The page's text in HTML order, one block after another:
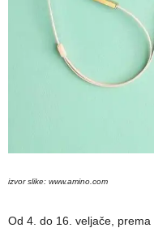
izvor slike: www.amino.com
Od 4. do 16. veljače,